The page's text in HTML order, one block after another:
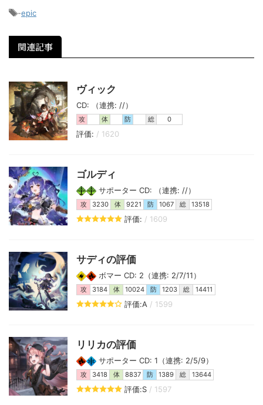
-epic
関連記事
ヴィック
CD: （連携: //）
攻 体 防 総 0
評価: / 1620
ゴルディ
サポーター CD: （連携: //）
攻 3230 体 9221 防 1067 総 13518
評価: / 1609
サディの評価
ボマー CD: 2（連携: 2/7/11）
攻 3184 体 10024 防 1203 総 14411
評価:A / 1599
リリカの評価
サポーター CD: 1（連携: 2/5/9）
攻 3418 体 8837 防 1389 総 13644
評価:S / 1597